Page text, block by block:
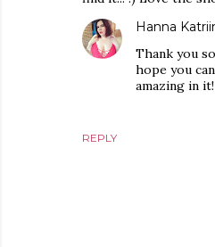
REPLY
Hanna
Thank you
hope you
amazing in